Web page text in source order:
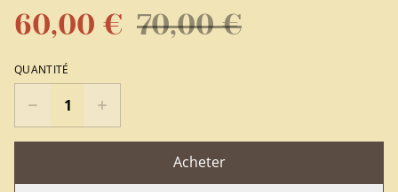
60,00 € 70,00 €
QUANTITÉ
Acheter